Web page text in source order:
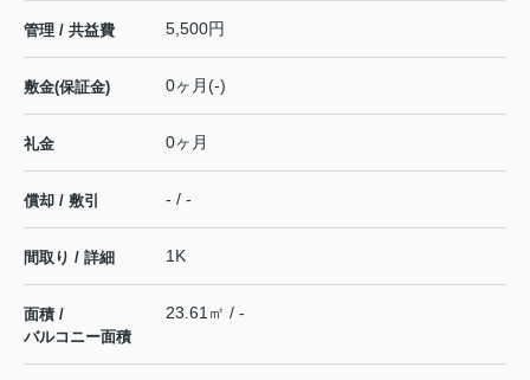
管理 / 共益費 5,500円
敷金(保証金) 0ヶ月(-)
礼金 0ヶ月
償却 / 敷引 - / -
間取り / 詳細 1K
面積 /
バルコニー面積
23.61㎡ / -